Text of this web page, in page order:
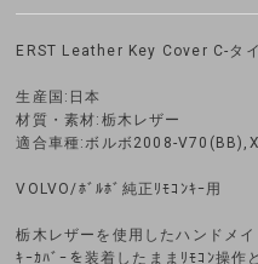
ERST Leather Key Cover C-タ
生産国:日本
材質・素材:栃木レザー
適合車種:ボルボ2008-
VOLVO/ﾎﾞﾙﾎﾞ純正ﾘﾓｺﾝｷｰ用
栃木レザーを使用したハンドメ
ｷｰｶﾊﾞｰを装着したままﾘﾓｺﾝ操作